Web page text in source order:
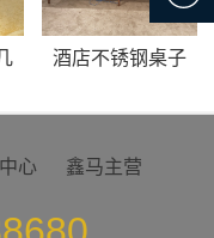
酒店不锈钢桌子
心 鑫马主营